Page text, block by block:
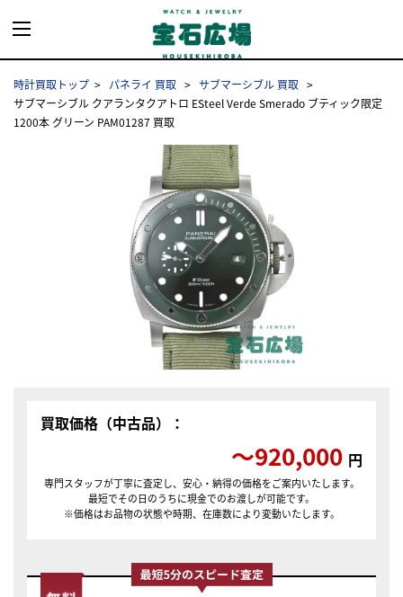
時計買取トップ パネライ 買取
サブマーシブル 買取
サブマーシブル クアランタクアトロ ESteel Verde Smerado ブティック限定
1200本 グリーン PAM01287 買取
買取価格（中古品）：
〜920,000 円
専門スタッフが丁寧に査定し、安心・納得の価格をご案内いたします。
最短でその日のうちに現金でのお渡しが可能です。
※価格はお品物の状態や時期、在庫数により変動いたします。